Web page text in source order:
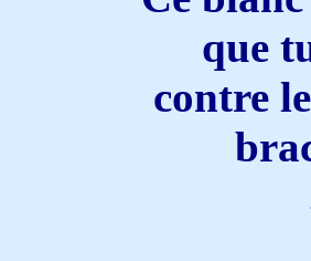
que
contre